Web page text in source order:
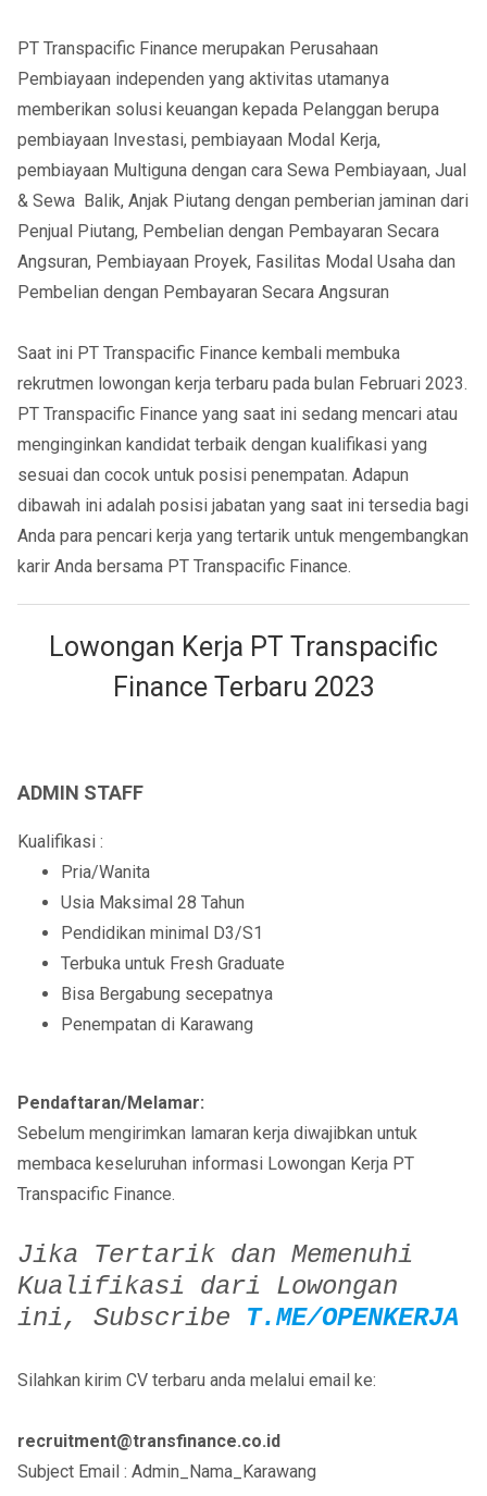
PT Transpacific Finance merupakan Perusahaan
Pembiayaan independen yang aktivitas utamanya
memberikan solusi keuangan kepada Pelanggan berupa
pembiayaan Investasi, pembiayaan Modal Kerja,
pembiayaan Multiguna dengan cara Sewa Pembiayaan, Jual
& Sewa Balik, Anjak Piutang dengan pemberian jaminan dari
Penjual Piutang, Pembelian dengan Pembayaran Secara
Angsuran, Pembiayaan Proyek, Fasilitas Modal Usaha dan
Pembelian dengan Pembayaran Secara Angsuran
Saat ini PT Transpacific Finance kembali membuka
rekrutmen lowongan kerja terbaru pada bulan Februari 2023.
PT Transpacific Finance yang saat ini sedang mencari atau
menginginkan kandidat terbaik dengan kualifikasi yang
sesuai dan cocok untuk posisi penempatan. Adapun
dibawah ini adalah posisi jabatan yang saat ini tersedia bagi
Anda para pencari kerja yang tertarik untuk mengembangkan
karir Anda bersama PT Transpacific Finance.
Lowongan Kerja PT Transpacific
Finance Terbaru 2023
ADMIN STAFF
Kualifikasi :
Pria/Wanita
Usia Maksimal 28 Tahun
Pendidikan minimal D3/S1
Terbuka untuk Fresh Graduate
Bisa Bergabung secepatnya
Penempatan di Karawang
Pendaftaran/Melamar:
Sebelum mengirimkan lamaran kerja diwajibkan untuk
membaca keseluruhan informasi Lowongan Kerja PT
Transpacific Finance.
Jika Tertarik dan Memenuhi
Kualifikasi dari Lowongan
ini, Subscribe T.ME/OPENKERJA
Silahkan kirim CV terbaru anda melalui email ke:
recruitment@transfinance.co.id
Subject Email : Admin_Nama_Karawang